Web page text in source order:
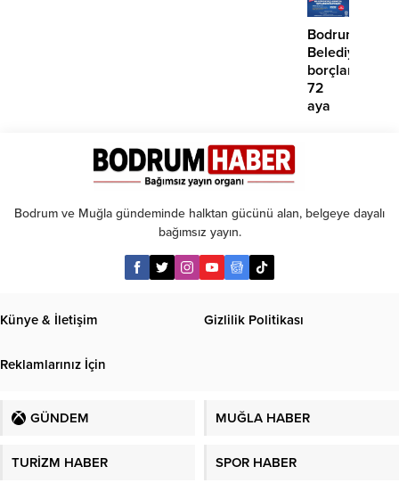
atma
çabamız
yok’
Bodrum
borçlara
72
aya
Bodrum ve Muğla gündeminde halktan gücünü alan, belgeye dayalı
bağımsız yayın.
Künye & İletişim Gizlilik Politikası
Reklamlarınız İçin
GÜNDEM MUĞLA HABER
TURİZM HABER SPOR HABER